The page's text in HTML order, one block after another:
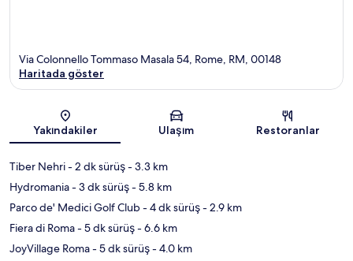
Harita
Via Colonnello Tommaso Masala 54, Rome, RM, 00148
Haritada göster
Yakındakiler Ulaşım Restoranlar
Tiber Nehri- 2 dk sürüş- 3.3 km
Hydromania- 3 dk sürüş- 5.8 km
Parco de' Medici Golf Club- 4 dk sürüş- 2.9 km
Fiera di Roma- 5 dk sürüş- 6.6 km
JoyVillage Roma- 5 dk sürüş- 4.0 km